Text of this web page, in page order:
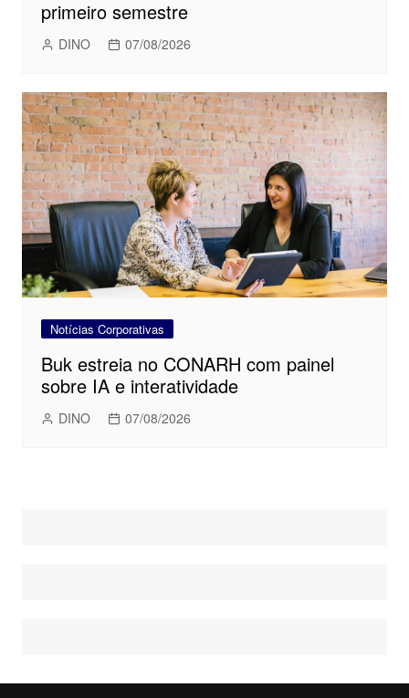
primeiro semestre
DINO 07/08/2026
Notícias Corporativas
Buk estreia no CONARH com painel
sobre IA e interatividade
DINO 07/08/2026